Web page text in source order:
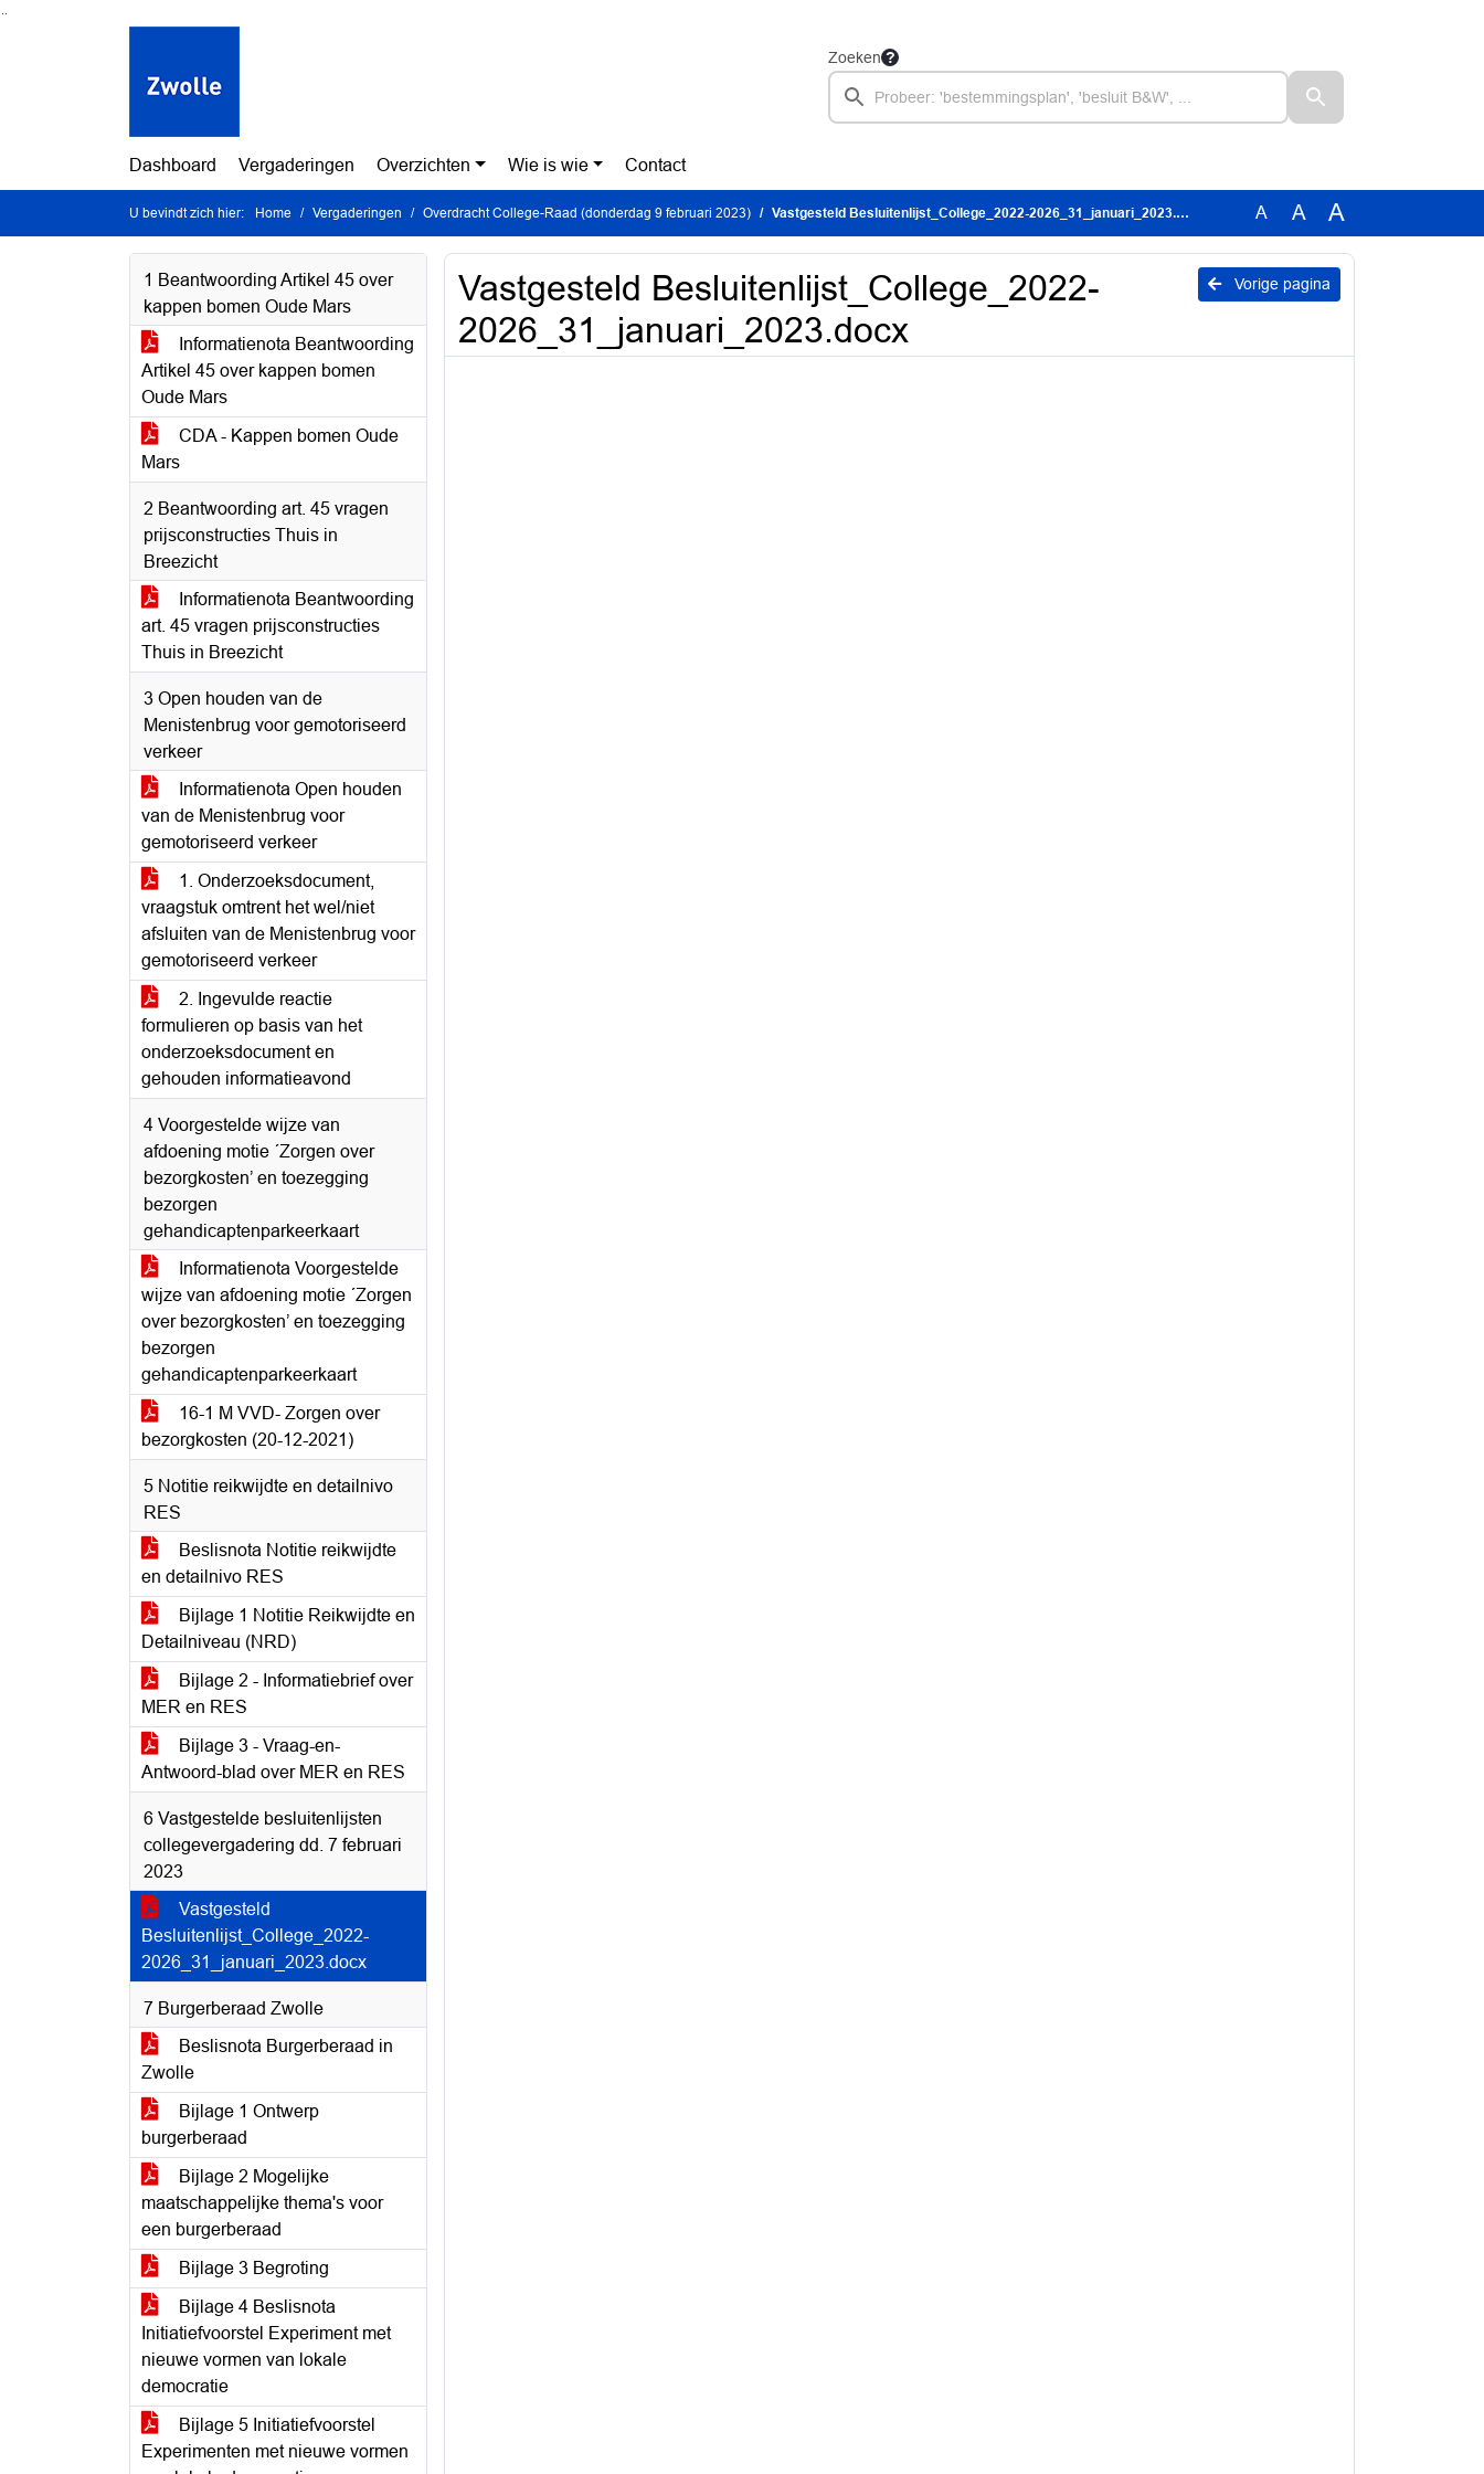
Ga naar de inhoud van deze pagina
Ga naar het zoeken
Ga naar het menu
Zoeken
Dashboard Vergaderingen Overzichten Wie is wie Contact
U bevindt zich hier: Home Vergaderingen Overdracht College-Raad (donderdag 9 februari 2023) Vastgesteld Besluitenlijst_College_2022-2026_31_januari_2023.docx A A A
1 Beantwoording Artikel 45 over
kappen bomen Oude Mars
Informatienota Beantwoording
Artikel 45 over kappen bomen
Oude Mars
CDA - Kappen bomen Oude
Mars
2 Beantwoording art. 45 vragen
prijsconstructies Thuis in
Breezicht
Informatienota Beantwoording
art. 45 vragen prijsconstructies
Thuis in Breezicht
3 Open houden van de
Menistenbrug voor gemotoriseerd
verkeer
Informatienota Open houden
van de Menistenbrug voor
gemotoriseerd verkeer
1. Onderzoeksdocument,
vraagstuk omtrent het wel/niet
afsluiten van de Menistenbrug voor
gemotoriseerd verkeer
2. Ingevulde reactie
formulieren op basis van het
onderzoeksdocument en
gehouden informatieavond
4 Voorgestelde wijze van
afdoening motie ´Zorgen over
bezorgkosten’ en toezegging
bezorgen
gehandicaptenparkeerkaart
Informatienota Voorgestelde
wijze van afdoening motie ´Zorgen
over bezorgkosten’ en toezegging
bezorgen
gehandicaptenparkeerkaart
16-1 M VVD- Zorgen over
bezorgkosten (20-12-2021)
5 Notitie reikwijdte en detailnivo
RES
Beslisnota Notitie reikwijdte
en detailnivo RES
Bijlage 1 Notitie Reikwijdte en
Detailniveau (NRD)
Bijlage 2 - Informatiebrief over
MER en RES
Bijlage 3 - Vraag-en-
Antwoord-blad over MER en RES
6 Vastgestelde besluitenlijsten
collegevergadering dd. 7 februari
2023
Vastgesteld
Besluitenlijst_College_2022-
2026_31_januari_2023.docx
7 Burgerberaad Zwolle
Beslisnota Burgerberaad in
Zwolle
Bijlage 1 Ontwerp
burgerberaad
Bijlage 2 Mogelijke
maatschappelijke thema's voor
een burgerberaad
Bijlage 3 Begroting
Bijlage 4 Beslisnota
Initiatiefvoorstel Experiment met
nieuwe vormen van lokale
democratie
Bijlage 5 Initiatiefvoorstel
Experimenten met nieuwe vormen
Vorige pagina
Vastgesteld Besluitenlijst_College_2022-
2026_31_januari_2023.docx